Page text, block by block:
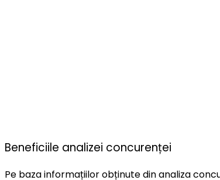
Beneficiile analizei concurenței
Pe baza informațiilor obținute din analiza